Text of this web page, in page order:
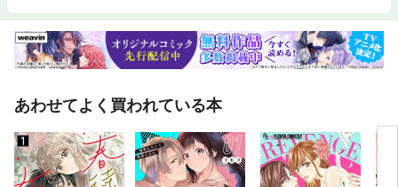
あわせてよく買われている本